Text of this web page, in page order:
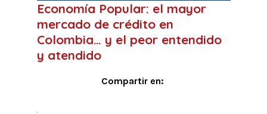
Economía Popular: el mayor
mercado de crédito en
Colombia… y el peor entendido
y atendido
Compartir en: